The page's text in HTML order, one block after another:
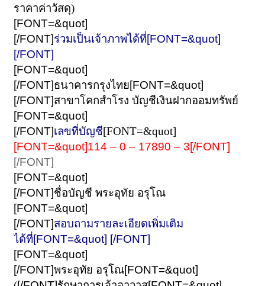
ราคาค่าวัสดุ)
[FONT=&quot]
[/FONT]ร่วมเป็นเจ้าภาพได้ที่[FONT=&quot]
[/FONT]
[FONT=&quot]
[/FONT]ธนาคารกรุงไทย[FONT=&quot]
[/FONT]สาขาโคกสำโรง บัญชีเงินฝากออมทรัพย์
[FONT=&quot]
[/FONT]เลขที่บัญชี[FONT=&quot]
[FONT=&quot]114 – 0 – 17890 – 3[/FONT]
[/FONT]
[FONT=&quot]
[/FONT]ชื่อบัญชี พระอุทัย อรุโณ
[FONT=&quot]
[/FONT]สอบถามรายละเอียดเพิ่มเติม
ได้ที่[FONT=&quot] [/FONT]
[FONT=&quot]
[/FONT]พระอุทัย อรุโณ[FONT=&quot]